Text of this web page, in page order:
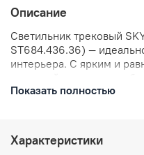
Описание
Светильник трековый
ST684.436.36) —
интерьера. С ярким и
освещение в вашем
площади. Подчеркните
SKYLINE!
Показать полностью
Характеристики